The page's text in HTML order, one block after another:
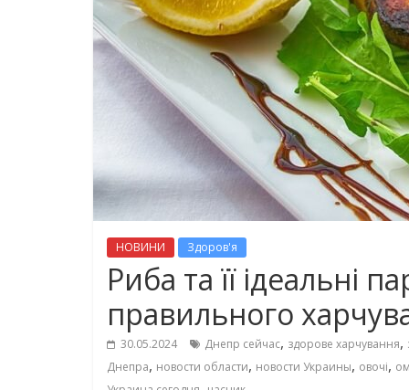
НОВИНИ Здоров'я
Риба та її ідеальні
правильного
30.05.2024 Днепр сейчас, здорове харчування,
Днепра, новости области, новости Украины, овочі,